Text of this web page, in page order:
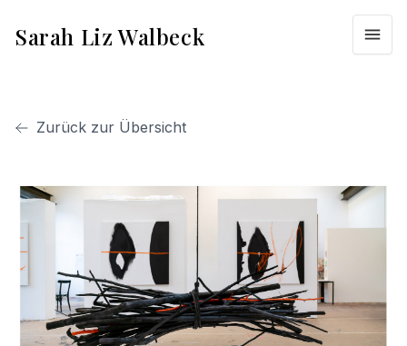
Sarah Liz Walbeck
Zurück zur Übersicht